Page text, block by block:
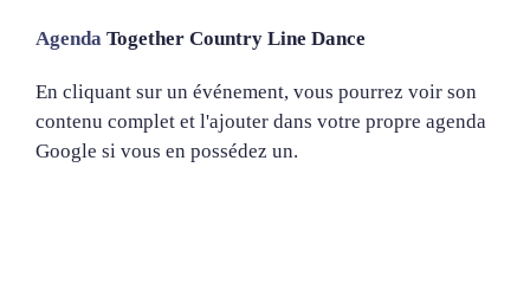
Agenda Together Country Line Dance
En cliquant sur un événement, vous pourrez voir son
contenu complet et l'ajouter dans votre propre agenda
Google si vous en possédez un.